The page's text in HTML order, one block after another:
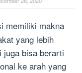
memiliki makna
yang lebih
juga bisa berarti
ke arah yang